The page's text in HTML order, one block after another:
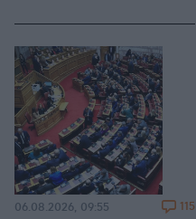
06.08.2026, 09:55 115